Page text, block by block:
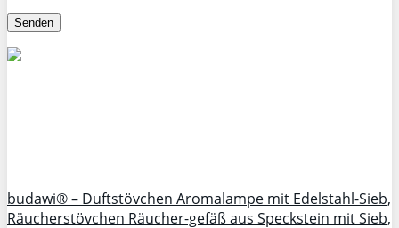
budawi® – Duftstövchen Aromalampe mit Edelstahl-Sieb,
Räucherstövchen Räucher-gefäß aus Speckstein mit Sieb,